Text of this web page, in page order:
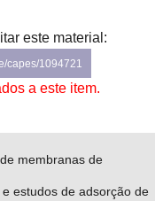
este material:
capes/1094721
a este item.
membranas de
estudos de adsorção de